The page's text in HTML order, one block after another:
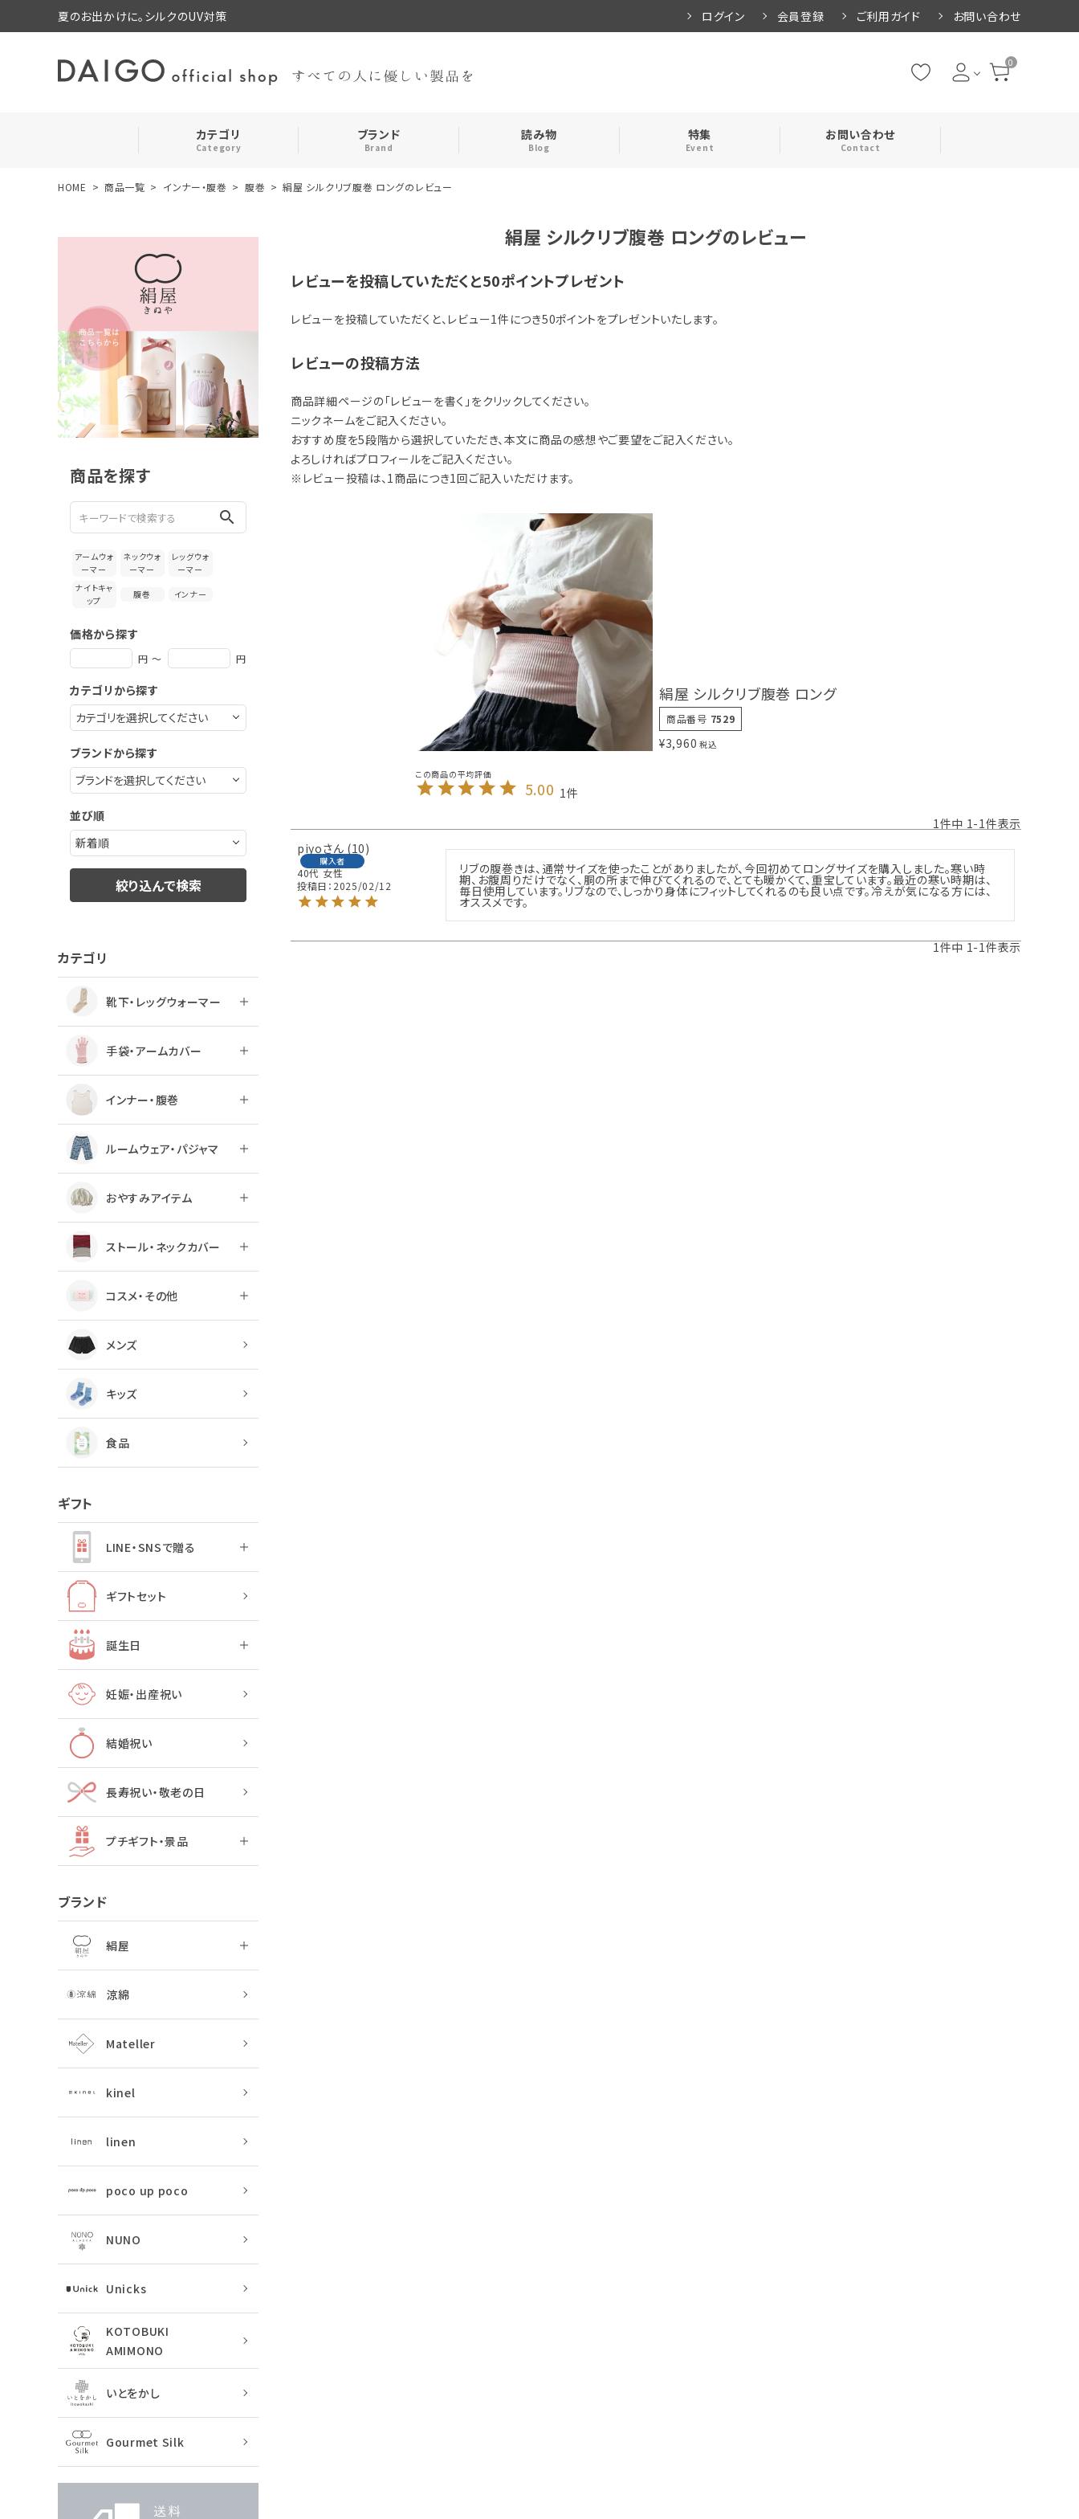
夏のお出かけに。シルクのUV対策 ログイン 会員登録 ご利用ガイド お問い合わせ
0
カテゴリ
Category
ブランド
Brand
読み物
Blog
特集
Event
お問い合わせ
Contact
お気に入り
新着＆再入荷商品
カテゴリーから探す
ギフトを探す
ブランドから探す
HOME 商品一覧 インナー・腹巻 腹巻 絹屋 シルクリブ腹巻 ロングのレビュー
商品を探す
search
アームウォ
ーマー
ネックウォ
ーマー
レッグウォ
ーマー
ナイトキャ
ップ
腹巻 インナー
価格から探す
円 ～ 円
カテゴリから探す
ブランドから探す
並び順
絞り込んで検索
カテゴリ
靴下・レッグウォーマー
手袋・アームカバー
インナー・腹巻
ルームウェア・パジャマ
おやすみアイテム
ストール・ネックカバー
コスメ・その他
メンズ
キッズ
食品
ギフト
LINE・SNSで贈る
ギフトセット
誕生日
妊娠・出産祝い
結婚祝い
長寿祝い・敬老の日
プチギフト・景品
ブランド
絹屋
涼綿
Mateller
kinel
linen
poco up poco
NUNO
Unicks
KOTOBUKI
AMIMONO
いとをかし
Gourmet Silk
絹屋 シルクリブ腹巻 ロングのレビュー
レビューを投稿していただくと50ポイントプレゼント
レビューを投稿していただくと、レビュー1件につき50ポイントをプレゼントいたします。
レビューの投稿方法
商品詳細ページの「レビューを書く」をクリックしてください。
ニックネームをご記入ください。
おすすめ度を5段階から選択していただき、本文に商品の感想やご要望をご記入ください。
よろしければプロフィールをご記入ください。
※レビュー投稿は、1商品につき1回ご記入いただけます。
絹屋 シルクリブ腹巻 ロング
商品番号 7529
¥3,960 税込
5.00 1
1件中 1-1件表示
piyo
10
購入者
40代 女性
投稿日 2025/02/12
リブの腹巻きは、通常サイズを使ったことがありましたが、今回初めてロングサイズを購入しました。寒い時
期、お腹周りだけでなく、胴の所まで伸びてくれるので、とても暖かくて、重宝しています。最近の寒い時期は、
毎日使用しています。リブなので、しっかり身体にフィットしてくれるのも良い点です。冷えが気になる方には、
オススメです。
1件中 1-1件表示